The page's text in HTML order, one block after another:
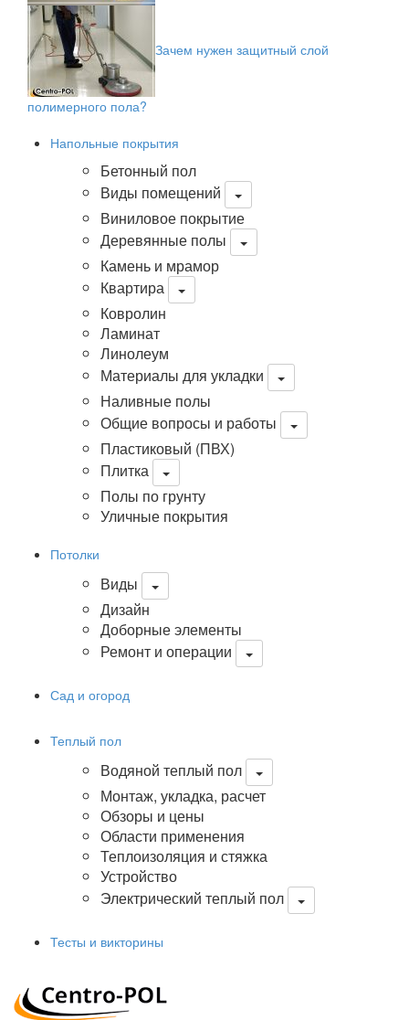
Зачем нужен защитный слой
полимерного пола?
Напольные покрытия
Бетонный пол
Виды помещений
Виниловое покрытие
Деревянные полы
Камень и мрамор
Квартира
Ковролин
Ламинат
Линолеум
Материалы для укладки
Наливные полы
Общие вопросы и работы
Пластиковый (ПВХ)
Плитка
Полы по грунту
Уличные покрытия
Потолки
Виды
Дизайн
Доборные элементы
Ремонт и операции
Сад и огород
Теплый пол
Водяной теплый пол
Монтаж, укладка, расчет
Обзоры и цены
Области применения
Теплоизоляция и стяжка
Устройство
Электрический теплый пол
Тесты и викторины